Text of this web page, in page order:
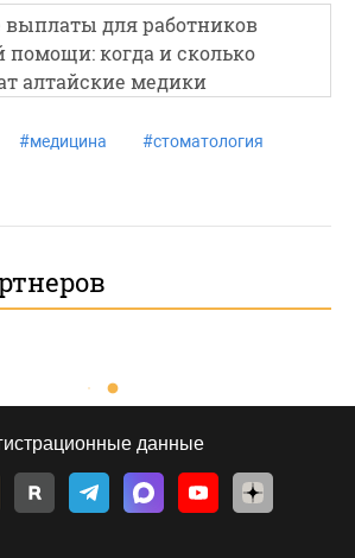
для работников
помощи: когда и сколько
алтайские медики
#медицина #стоматология
данные